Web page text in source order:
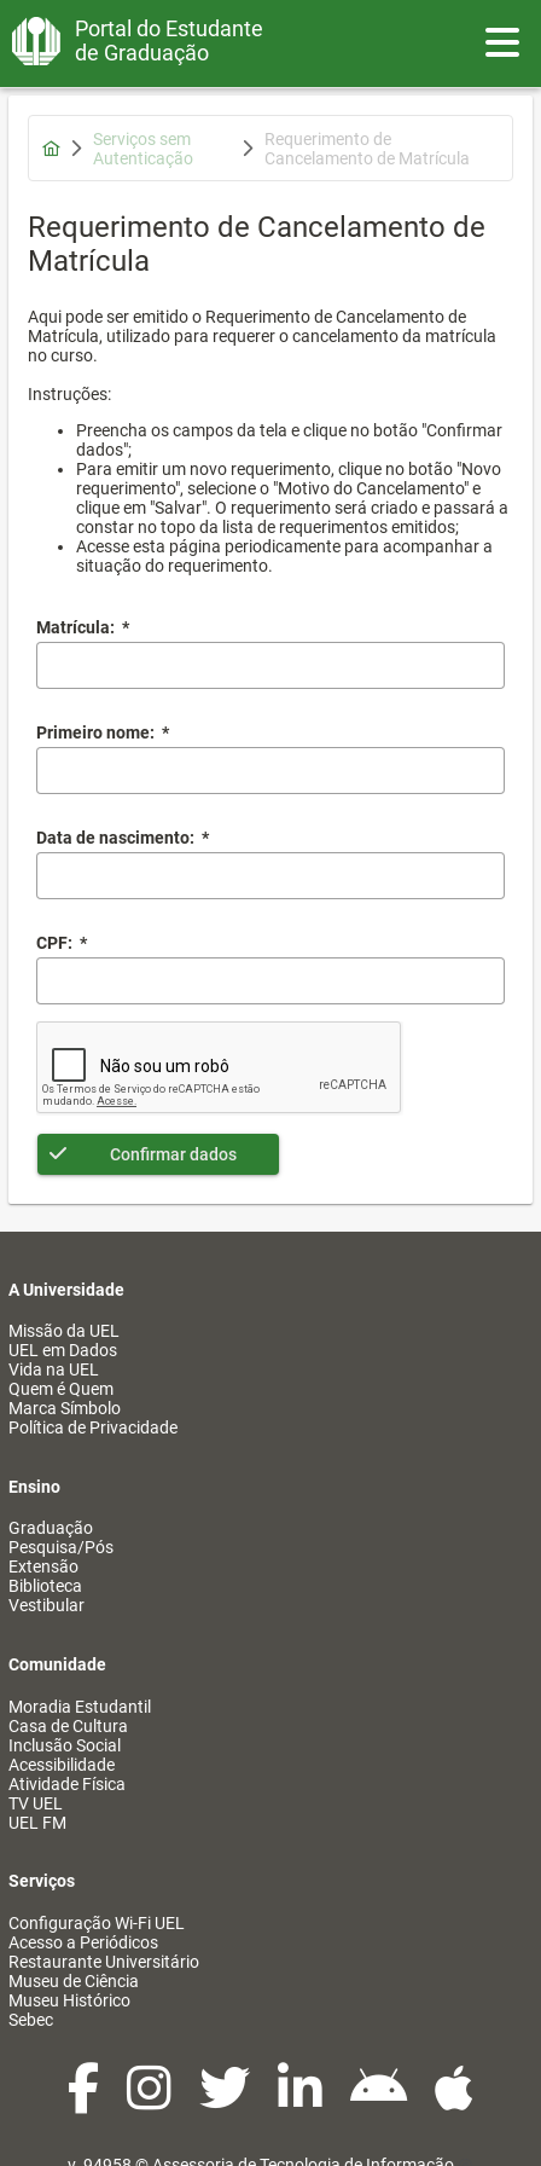
Portal do Estudante
de Graduação
Serviços sem
Autenticação
Requerimento de
Cancelamento de Matrícula
Requerimento de Cancelamento de
Matrícula
Aqui pode ser emitido o Requerimento de Cancelamento de
Matrícula, utilizado para requerer o cancelamento da matrícula
no curso.
Instruções:
Preencha os campos da tela e clique no botão "Confirmar
dados";
Para emitir um novo requerimento, clique no botão "Novo
requerimento", selecione o "Motivo do Cancelamento" e
clique em "Salvar". O requerimento será criado e passará a
constar no topo da lista de requerimentos emitidos;
Acesse esta página periodicamente para acompanhar a
situação do requerimento.
Matrícula: *
Primeiro nome: *
Data de nascimento: *
CPF: *
Confirmar dados
A Universidade
Missão da UEL
UEL em Dados
Vida na UEL
Quem é Quem
Marca Símbolo
Política de Privacidade
Ensino
Graduação
Pesquisa/Pós
Extensão
Biblioteca
Vestibular
Comunidade
Moradia Estudantil
Casa de Cultura
Inclusão Social
Acessibilidade
Atividade Física
TV UEL
UEL FM
Serviços
Configuração Wi-Fi UEL
Acesso a Periódicos
Restaurante Universitário
Museu de Ciência
Museu Histórico
Sebec